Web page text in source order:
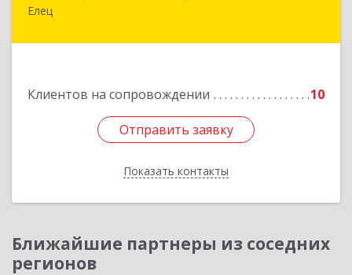
Елец
Клиентов на сопровождении 10
Отправить заявку
Показать контакты
399771, Липецкая обл, Елец г, Н.Гусевой ул, 56А
Отправить заявку
Назад
Ближайшие партнеры из соседних
регионов